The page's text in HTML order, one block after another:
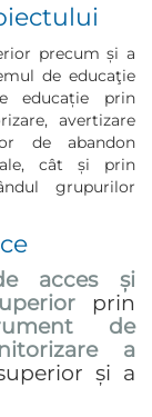
precum și a
de educaţie
educație prin
avertizare
de abandon
cât și prin
grupurilor
acces și
prin
de
a
și a